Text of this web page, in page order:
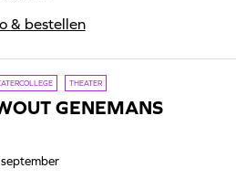
& bestellen
THEATER
GENEMANS